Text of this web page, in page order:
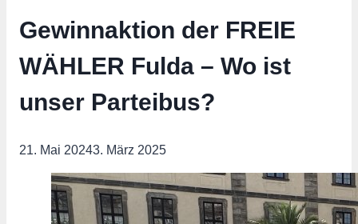
Gewinnaktion der FREIE
WÄHLER Fulda – Wo ist
unser Parteibus?
21. Mai 20243. März 2025